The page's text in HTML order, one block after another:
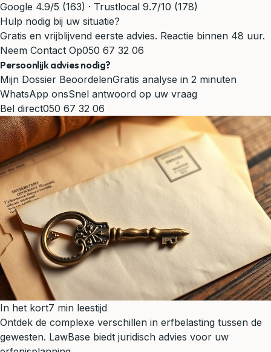
Google 4.9/5 (163) · Trustlocal 9.7/10 (178)
Hulp nodig bij uw situatie?
Gratis en vrijblijvend eerste advies. Reactie binnen 48 uur.
Neem Contact Op050 67 32 06
Persoonlijk advies nodig?
Mijn Dossier BeoordelenGratis analyse in 2 minuten
WhatsApp onsSnel antwoord op uw vraag
Bel direct050 67 32 06
In het kort7 min leestijd
Ontdek de complexe verschillen in erfbelasting tussen de
gewesten. LawBase biedt juridisch advies voor uw